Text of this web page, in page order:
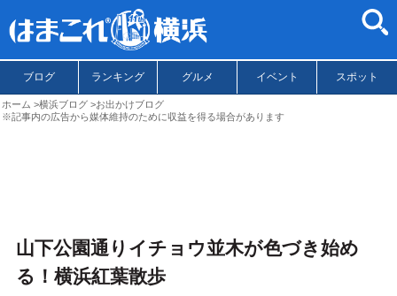
ブログ ランキング グルメ イベント スポット
ホーム 横浜ブログ
お出かけブログ
※記事内の広告から媒体維持のために収益を得る場合があります
山下公園通りイチョウ並木が色づき始め
る！横浜紅葉散歩